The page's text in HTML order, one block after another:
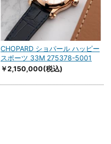
CHOPARD ショパール ハッピー
スポーツ 33M 275378-5001
￥2,150,000(税込)